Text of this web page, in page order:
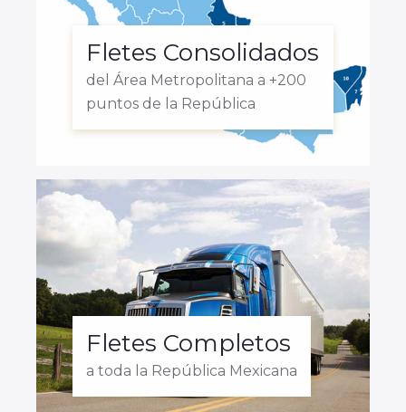
Fletes Consolidados
del Área Metropolitana a +200
puntos de la República
Fletes Completos
a toda la República Mexicana